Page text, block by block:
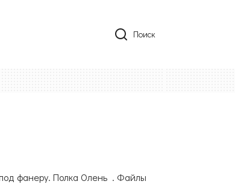
Поиск
фанеру. Полка Олень . Файлы